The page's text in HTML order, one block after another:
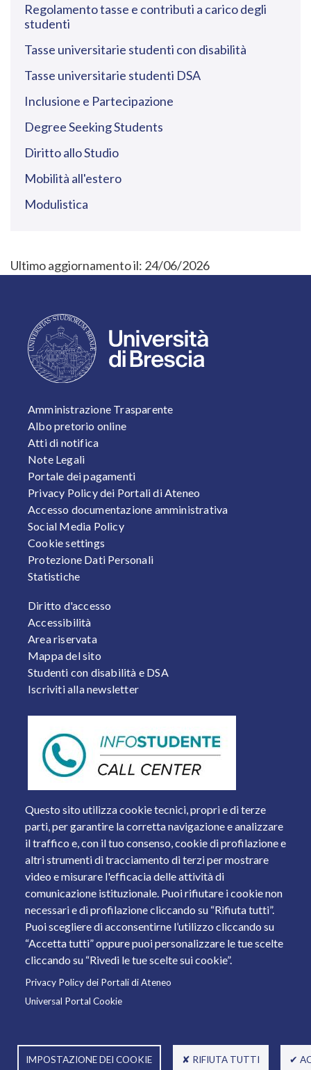
Regolamento tasse e contributi a carico degli
studenti
Tasse universitarie studenti con disabilità
Tasse universitarie studenti DSA
Inclusione e Partecipazione
Degree Seeking Students
Diritto allo Studio
Mobilità all'estero
Modulistica
Ultimo aggiornamento il: 24/06/2026
Questo sito utilizza cookie tecnici, propri e di terze
parti, per garantire la corretta navigazione e analizzare
il traffico e, con il tuo consenso, cookie di profilazione e
altri strumenti di tracciamento di terzi per mostrare
video e misurare l'efficacia delle attività di
comunicazione istituzionale. Puoi rifiutare i cookie non
necessari e di profilazione cliccando su “Rifiuta tutti”.
Puoi scegliere di acconsentirne l’utilizzo cliccando su
“Accetta tutti” oppure puoi personalizzare le tue scelte
cliccando su “Rivedi le tue scelte sui cookie”.
Privacy Policy dei Portali di Ateneo
Universal Portal Cookie
IMPOSTAZIONE DEI COOKIE ✘ RIFIUTA TUTTI ✔
FOOTER 1
Amministrazione Trasparente
Albo pretorio online
Atti di notifica
Note Legali
Portale dei pagamenti
Privacy Policy dei Portali di Ateneo
Accesso documentazione amministrativa
Social Media Policy
Cookie settings
Protezione Dati Personali
Statistiche
FOOTER 2
Diritto d'accesso
Accessibilità
Area riservata
Mappa del sito
Studenti con disabilità e DSA
Iscriviti alla newsletter
Piazza del Mercato, 15 - 25121 Brescia
Tel. +39 030 2988.1 PEC:
ammcentr@cert.unibs.it
Partita IVA: 01773710171 Codice Fiscale: 98007650173
© 2011 Università degli Studi di Brescia